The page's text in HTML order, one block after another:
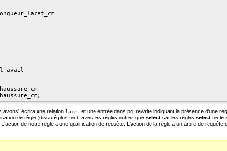
avons) écrira une relation lacet et une entrée dans pg_rewrite indiquant la présence d'une
de règle (discuté plus tard, avec les règles autres que select car les règles select ne le
de notre règle a une qualification de requête. L'action de la règle a un arbre de requête